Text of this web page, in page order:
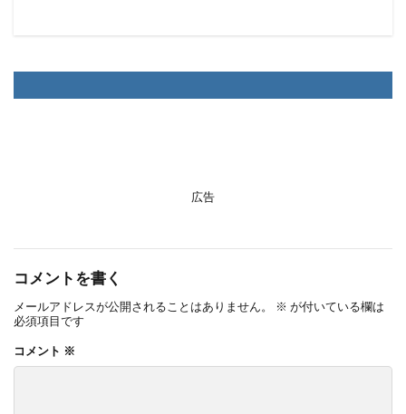
広告
コメントを書く
メールアドレスが公開されることはありません。 ※ が付いている欄は
必須項目です
コメント ※